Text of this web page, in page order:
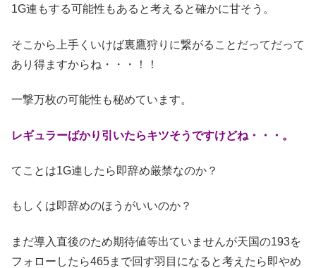
1G連もする可能性もあると考えると確かに甘そう。
そこから上手くいけば裏鷹狩りに繋がることだってだって
あり得ますからね・・・！！
一撃万枚の可能性も秘めています。
レギュラーばかり引いたらキツそうですけどね・・・。
てことは1G連したら即辞め厳禁なのか？
もしくは即辞めのほうがいいのか？
まだ導入直後のため期待値等出ていませんが天国の193を
フォローしたら465まで回す羽目になると考えたら即やめ